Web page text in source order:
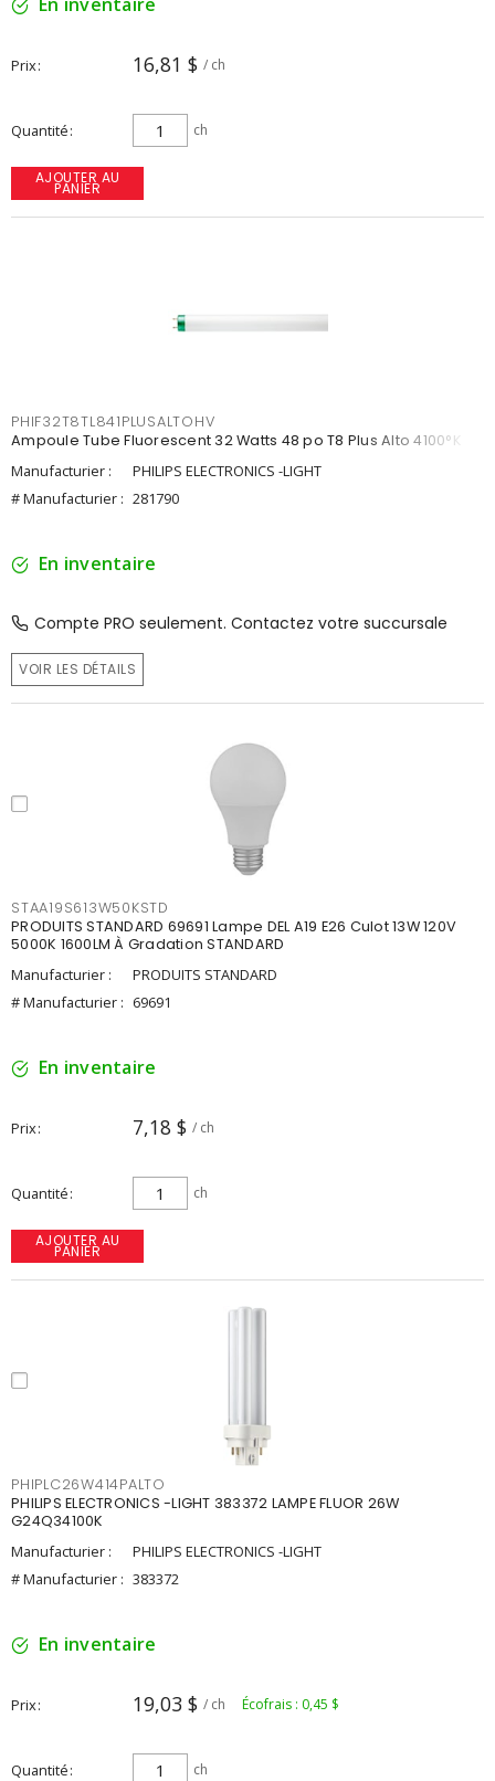
Prix 16,81 $ / ch
Quantité ch
AJOUTER AU
PANIER
PHIF32T8TL841PLUSALTOHV
Ampoule Tube Fluorescent 32 Watts 48 po T8 Plus Alto 4100°K
Manufacturier :
PHILIPS ELECTRONICS -LIGHT
# Manufacturier : 281790
En inventaire
Compte PRO seulement. Contactez votre succursale
VOIR LES DÉTAILS
STAA19S613W50KSTD
PRODUITS STANDARD 69691 Lampe DEL A19 E26 Culot 13W 120V
5000K 1600LM À Gradation STANDARD
Manufacturier :
PRODUITS STANDARD
# Manufacturier : 69691
En inventaire
Prix 7,18 $ / ch
Quantité ch
AJOUTER AU
PANIER
PHIPLC26W414PALTO
PHILIPS ELECTRONICS -LIGHT 383372 LAMPE FLUOR 26W
G24Q34100K
Manufacturier :
PHILIPS ELECTRONICS -LIGHT
# Manufacturier : 383372
En inventaire
Prix 19,03 $ / ch Écofrais : 0,45 $
Quantité ch